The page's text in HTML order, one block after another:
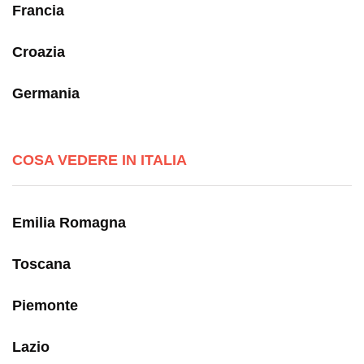
Francia
Croazia
Germania
COSA VEDERE IN ITALIA
Emilia Romagna
Toscana
Piemonte
Lazio